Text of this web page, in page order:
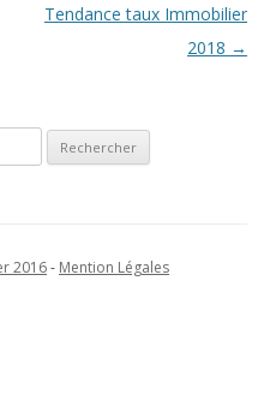
Tendance taux Immobilier
2018 →
2016- Mention Légales